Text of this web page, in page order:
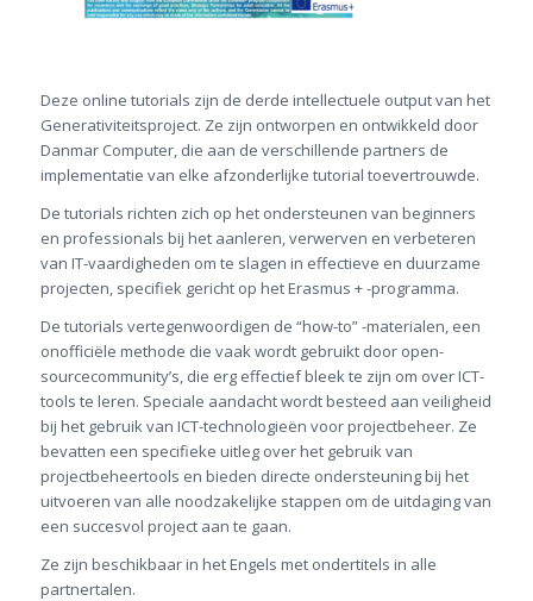
Deze online tutorials zijn de derde intellectuele output van het
Generativiteitsproject. Ze zijn ontworpen en ontwikkeld door
Danmar Computer, die aan de verschillende partners de
implementatie van elke afzonderlijke tutorial toevertrouwde.
De tutorials richten zich op het ondersteunen van beginners
en professionals bij het aanleren, verwerven en verbeteren
van IT-vaardigheden om te slagen in effectieve en duurzame
projecten, specifiek gericht op het Erasmus + -programma.
De tutorials vertegenwoordigen de “how-to” -materialen, een
onofficiële methode die vaak wordt gebruikt door open-
sourcecommunity’s, die erg effectief bleek te zijn om over ICT-
tools te leren. Speciale aandacht wordt besteed aan veiligheid
bij het gebruik van ICT-technologieën voor projectbeheer. Ze
bevatten een specifieke uitleg over het gebruik van
projectbeheertools en bieden directe ondersteuning bij het
uitvoeren van alle noodzakelijke stappen om de uitdaging van
een succesvol project aan te gaan.
Ze zijn beschikbaar in het Engels met ondertitels in alle
partnertalen.